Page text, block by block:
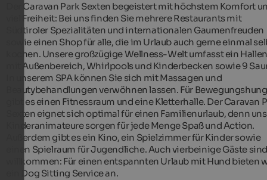
Der Caravan Park Sexten begeistert mit höchstem Komfort
viel Freiheit: Bei uns finden Sie mehrere Restaurants mit
Südtiroler Spezialitäten und internationalen Gaumenfreuden
sowie einen Shop für alle, die im Urlaub auch gerne einmal
kochen. Unsere großzügige Wellness-Welt umfasst ein
mit Außenbereich, Whirlpools und Kinderbecken sowie 9
In unserem SPA können Sie sich mit Massagen und
Beautybehandlungen verwöhnen lassen. Für
gibt es einen Fitnessraum und eine Kletterhalle. Der Caravan
Sexten eignet sich optimal für einen Familienurlaub, denn
Kinderanimateure sorgen für jede Menge Spaß und Action.
Außerdem gibt es ein Kino, ein Spielzimmer für Kinder sowie
einen Spielraum für Jugendliche. Auch vierbeinige Gäste
willkommen: Für einen entspannten Urlaub mit Hund bieten
ein Dog Sitting Service an.